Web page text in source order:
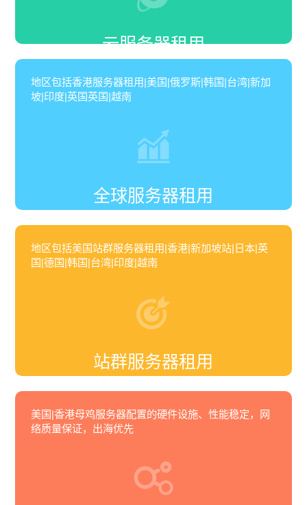
云服务器租用
地区包括香港服务器租用|美国|俄罗斯|韩国|台湾|新加
坡|印度|英国英国|越南
全球服务器租用
地区包括美国站群服务器租用|香港|新加坡站|日本|英
国|德国|韩国|台湾|印度|越南
站群服务器租用
美国|香港母鸡服务器配置的硬件设施、性能稳定，网
络质量保证，出海优先